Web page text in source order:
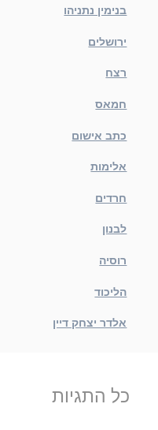
בנימין נתניהו
ירושלים
רצח
חמאס
כתב אישום
אלימות
חרדים
לבנון
רוסיה
הליכוד
אלדר יצחק דיין
כל התגיות